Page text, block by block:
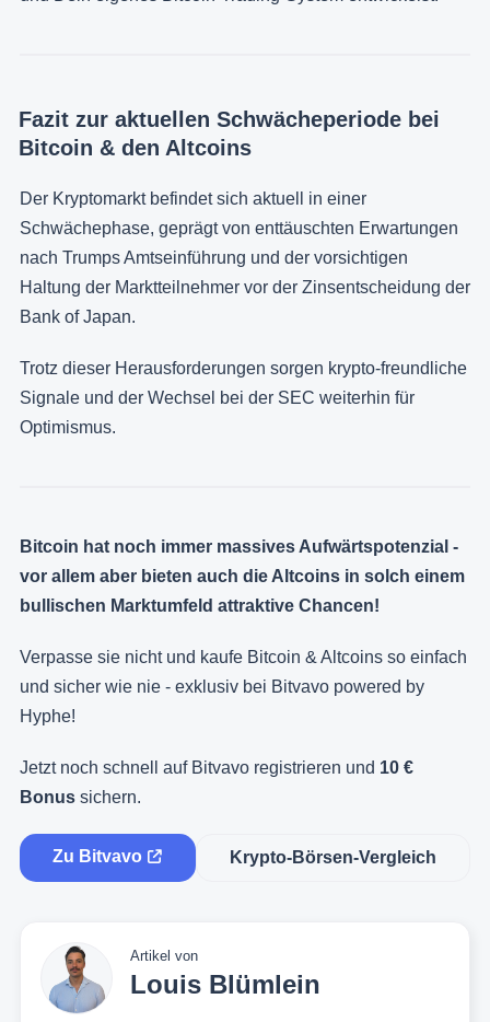
Fazit zur aktuellen Schwächeperiode bei
Bitcoin & den Altcoins
Der Kryptomarkt befindet sich aktuell in einer
Schwächephase, geprägt von enttäuschten Erwartungen
nach Trumps Amtseinführung und der vorsichtigen
Haltung der Marktteilnehmer vor der Zinsentscheidung der
Bank of Japan.
Trotz dieser Herausforderungen sorgen krypto-freundliche
Signale und der Wechsel bei der SEC weiterhin für
Optimismus.
Bitcoin hat noch immer massives Aufwärtspotenzial -
vor allem aber bieten auch die Altcoins in solch einem
bullischen Marktumfeld attraktive Chancen!
Verpasse sie nicht und kaufe Bitcoin & Altcoins so einfach
und sicher wie nie - exklusiv bei Bitvavo powered by
Hyphe!
Jetzt noch schnell auf Bitvavo registrieren und 10 €
Bonus sichern.
Zu Bitvavo Krypto-Börsen-Vergleich
Artikel von
Louis Blümlein